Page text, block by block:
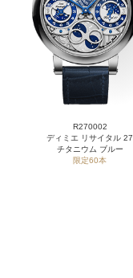
R270002
ディミエ リサイタル 27
チタニウム ブルー
限定60本